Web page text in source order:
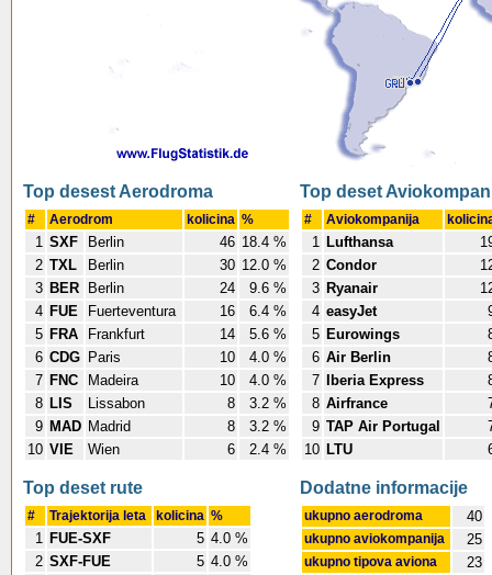
Top desest Aerodroma
# Aerodrom kolicina %
1 SXF Berlin 46 18.4 %
2 TXL Berlin 30 12.0 %
3 BER Berlin 24
9.6 %
4 FUE Fuerteventura 16
6.4 %
5 FRA Frankfurt 14
5.6 %
6 CDG Paris 10
4.0 %
7 FNC Madeira 10
4.0 %
8 LIS Lissabon 8
3.2 %
9 MAD Madrid 8
3.2 %
10 VIE Wien 6 2.4 %
Top deset
# Aviokompanija
1 Lufthansa
2 Condor
3 Ryanair
4 easyJet
5 Eurowings
6 Air Berlin
7
Iberia Express
8 Airfrance
9 TAP Air Portugal
10 LTU
Top deset rute
# Trajektorija leta kolicina %
1 FUE-SXF 5 4.0 %
2 SXF-FUE 5 4.0 %
Dodatne informacije
ukupno aerodroma 40
ukupno aviokompanija 25
ukupno tipova aviona 23